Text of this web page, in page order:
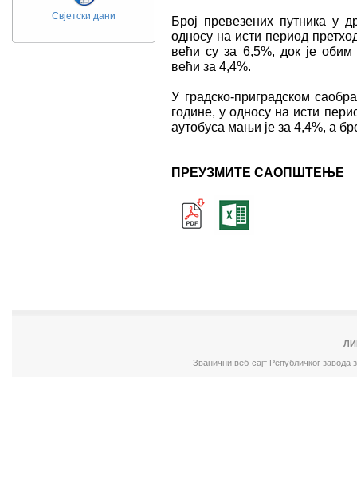
Свјетски дани
Број превезених путника у
односу на исти период
већи су за 6,5%, док је
већи за 4,4%.
У градско-приградском
године, у односу на исти
аутобуса мањи је за 4,4%, a
ПРЕУЗМИТЕ САОПШТЕЊЕ
Званични веб-сајт Републичког